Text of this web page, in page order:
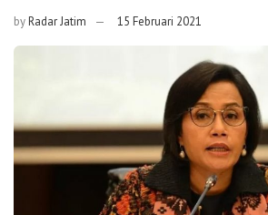
byRadar Jatim 15 Februari 2021